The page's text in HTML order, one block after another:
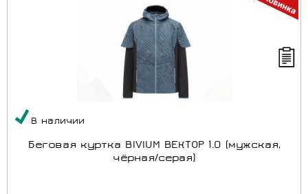
В наличии
Беговая куртка BIVIUM ВЕКТОР 1.0 (мужская,
чёрная/серая)